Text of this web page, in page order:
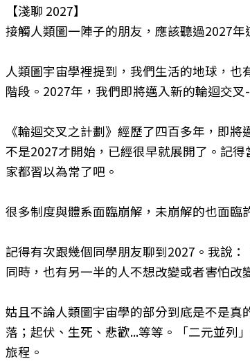
【淺聊 2027】
接觸人類圖一陣子的朋友，應該聽過2027年
人類圖宇宙學裡提到，我們生活的地球，
階段。2027年，我們即將邁入新的輪迴交
《輪迴交叉之計劃》經歷了四百多年，即
不是2027才開始，已經很早就展開了。記
家都習以為常了吧。
很多制度與體系面臨崩解，未崩解的也面
記得有次跟幾個同學朋友聊到2027。我說
同時，也有另一半的人不想改變或者害怕改
姑且不論人類圖宇宙學的部分到底是不是
落；起伏、生死、悲歡...等等。「二元並列
旅程。